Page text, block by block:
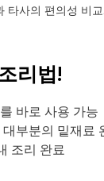
리법!
바로 사용 가능
부분의 밑재료
조리 완료